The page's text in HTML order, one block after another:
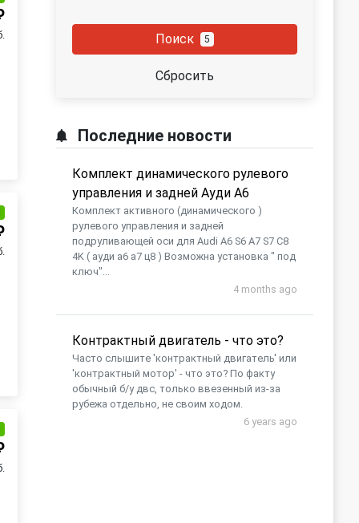
Поиск 5
Сбросить
Последние новости
Комплект динамического рулевого
управления и задней Ауди А6
Комплект активного (динамического )
рулевого управления и задней
подруливающей оси для Audi A6 S6 A7 S7 C8
4K ( ауди а6 а7 ц8 ) Возможна установка " под
ключ"...
4 months ago
Контрактный двигатель - что это?
Часто слышите 'контрактный двигатель' или
'контрактный мотор' - что это? По факту
обычный б/у двс, только ввезенный из-за
рубежа отдельно, не своим ходом.
6 years ago